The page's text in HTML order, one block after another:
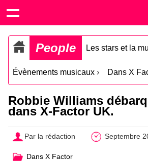
People Les stars et la
Évènements musicaux › Dans X
Robbie Williams
dans X-Factor UK.
Par la rédaction Septembre
Dans X Factor